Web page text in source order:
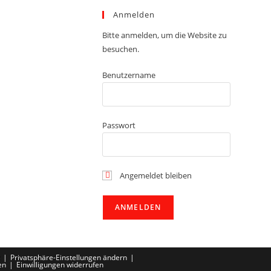
Anmelden
Bitte anmelden, um die Website zu
besuchen.
Benutzername
Passwort
Angemeldet bleiben
Privatsphäre-Einstellungen ändern
Einwilligungen widerrufen